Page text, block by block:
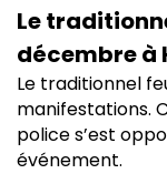
Le
décembre à
Le traditionnel
manifestations.
police s’est
événement.